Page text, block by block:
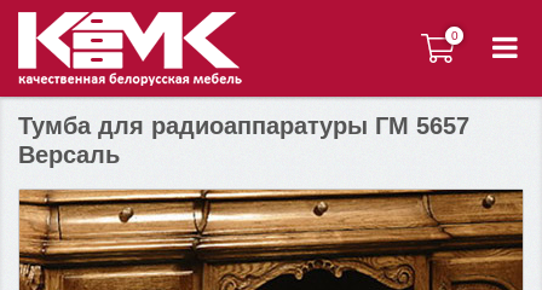
0
0
Тумба для радиоаппаратуры ГМ 5657
Версаль